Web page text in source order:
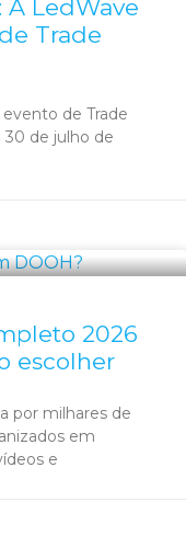
LedWave
Trade
de Trade
30 de julho de
2026
escolher
por milhares de
em
e